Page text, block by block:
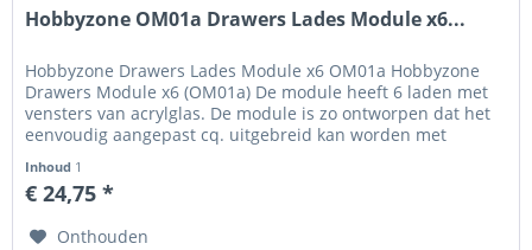
Hobbyzone OM01a Drawers Lades Module x6...
Hobbyzone Drawers Lades Module x6 OM01a Hobbyzone
Drawers Module x6 (OM01a) De module heeft 6 laden met
vensters van acrylglas. De module is zo ontworpen dat het
eenvoudig aangepast cq. uitgebreid kan worden met
Inhoud 1
€ 24,75 *
Onthouden